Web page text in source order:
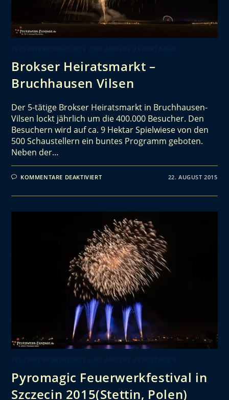
Brokser Heiratsmarkt –
Bruchhausen Vilsen
Der 5-tätige Brokser Heiratsmarkt in Bruchhausen-
Vilsen lockt jährlich um die 400.000 Besucher. Den
Besuchern wird auf ca. 9 Hektar Spielwiese von den
500 Schaustellern ein buntes Programm geboten.
Neben der…
KOMMENTARE DEAKTIVIERT 22. AUGUST 2015
Pyromagic Feuerwerkfestival in
Szczecin 2015(Stettin, Polen)